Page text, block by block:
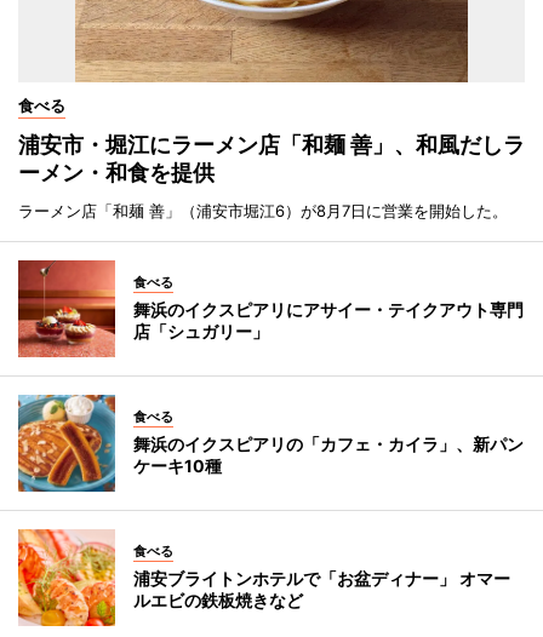
食べる
浦安市・堀江にラーメン店「和麺 善」、和風だしラ
ーメン・和食を提供
ラーメン店「和麺 善」（浦安市堀江6）が8月7日に営業を開始した。
食べる
舞浜のイクスピアリにアサイー・テイクアウト専門
店「シュガリー」
食べる
舞浜のイクスピアリの「カフェ・カイラ」、新パン
ケーキ10種
食べる
浦安ブライトンホテルで「お盆ディナー」 オマー
ルエビの鉄板焼きなど